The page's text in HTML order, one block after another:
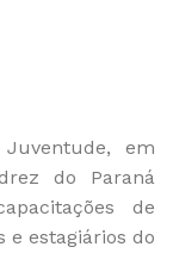
em
do Paraná
de
e estagiários do